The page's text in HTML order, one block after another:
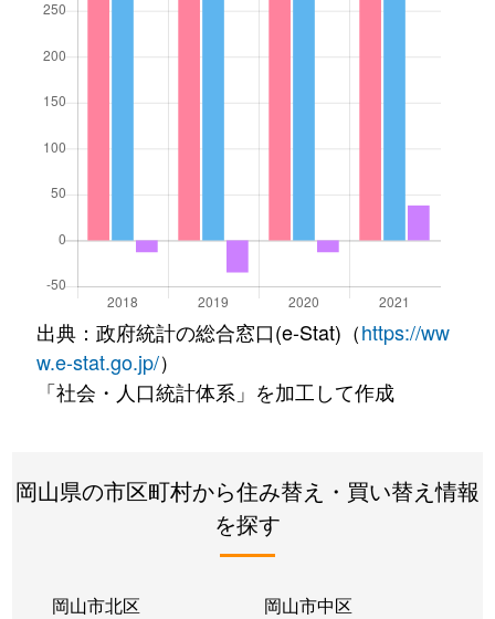
出典：政府統計の総合窓口(e-Stat)（https://ww
w.e-stat.go.jp/）
「社会・人口統計体系」を加工して作成
岡山県の市区町村から住み替え・買い替え情報
を探す
岡山市北区 岡山市中区